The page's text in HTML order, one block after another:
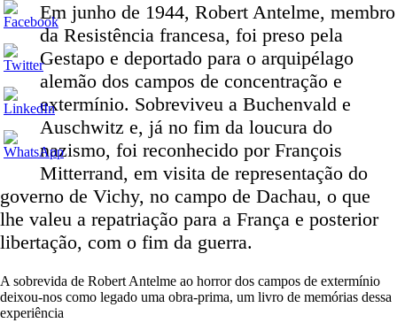
Em junho de 1944, Robert Antelme, membro
da Resistência francesa, foi preso pela
Gestapo e deportado para o arquipélago
alemão dos campos de concentração e
extermínio. Sobreviveu a Buchenvald e
Auschwitz e, já no fim da loucura do
nazismo, foi reconhecido por François
Mitterrand, em visita de representação do
governo de Vichy, no campo de Dachau, o que
lhe valeu a repatriação para a França e posterior
libertação, com o fim da guerra.
A sobrevida de Robert Antelme ao horror dos campos de extermínio
deixou-nos como legado uma obra-prima, um livro de memórias dessa
experiência